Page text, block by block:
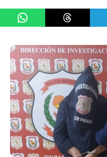
Share on WhatsApp
Share on